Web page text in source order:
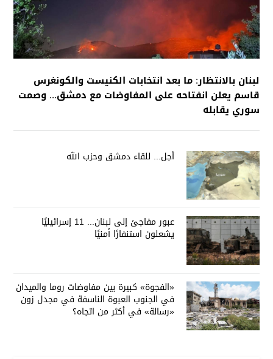
لبنان بالانتظار: ما بعد انتخابات الكنيست والكونغرس
قاسم يعلن انفتاحه على المفاوضات مع دمشق... وصمت
سوري يقابله
أجل... للقاء دمشق وحزب الله
عبور مفاجئ إلى لبنان... 11 إسرائيليًا
يشعلون استنفارًا أمنيًا
«الفجوة» كبيرة بين مفاوضات روما والميدان
في الجنوب العبوة الناسفة في مجدل زون
«رسالة» في أكثر من اتجاه؟